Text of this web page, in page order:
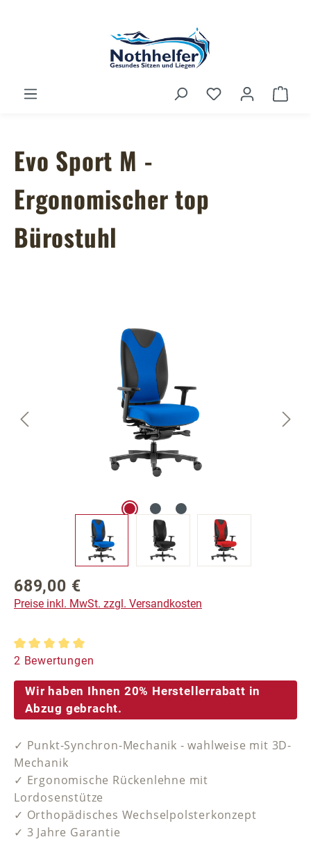
Du hast 0
Evo Sport M -
Ergonomischer top
Bürostuhl
Bildergalerie überspringen
Regulärer Preis:
689,00 €
Preise inkl. MwSt. zzgl. Versandkosten
Durchschnittliche Bewertung von 5 von 5 Sternen
2 Bewertungen
Wir haben Ihnen 20% Herstellerrabatt in
Abzug gebracht.
✓ Punkt-Synchron-Mechanik - wahlweise mit 3D-
Mechanik
✓ Ergonomische Rückenlehne mit
Lordosenstütze
✓ Orthopädisches Wechselpolsterkonzept
✓ 3 Jahre Garantie